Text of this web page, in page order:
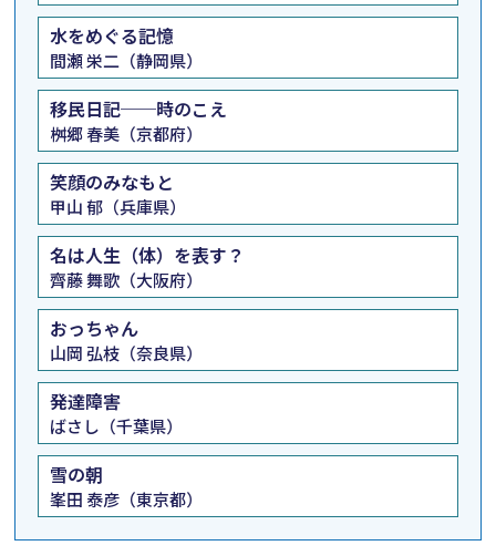
水をめぐる記憶
間瀬 栄二（静岡県）
移民日記──時のこえ
桝郷 春美（京都府）
笑顔のみなもと
甲山 郁（兵庫県）
名は人生（体）を表す？
齊藤 舞歌（大阪府）
おっちゃん
山岡 弘枝（奈良県）
発達障害
ばさし（千葉県）
雪の朝
峯田 泰彦（東京都）